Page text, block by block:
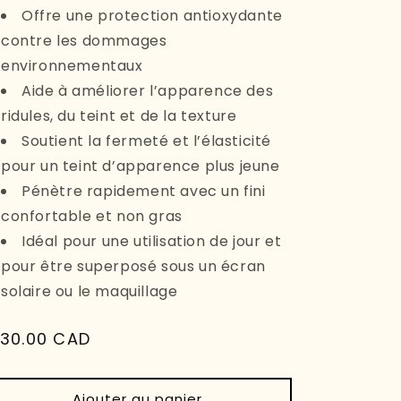
Offre une protection antioxydante
contre les dommages
environnementaux
Aide à améliorer l’apparence des
ridules, du teint et de la texture
Soutient la fermeté et l’élasticité
pour un teint d’apparence plus jeune
Pénètre rapidement avec un fini
confortable et non gras
Idéal pour une utilisation de jour et
pour être superposé sous un écran
solaire ou le maquillage
CAD